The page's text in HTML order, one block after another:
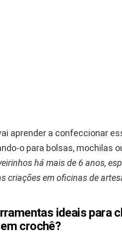
aprender a confeccionar
o para bolsas, mochilas
há mais de 6 anos,
criações em oficinas de
ideais para
crochê?